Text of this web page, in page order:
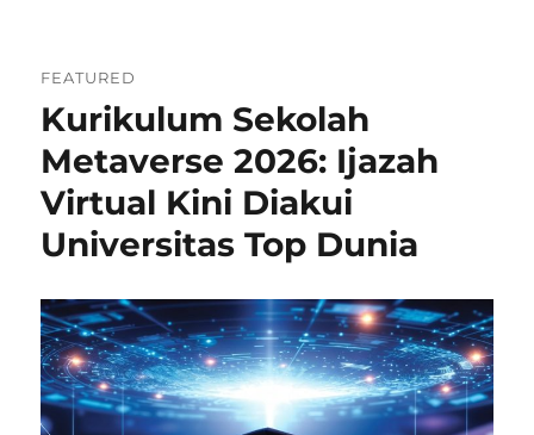
FEATURED
Kurikulum Sekolah
Metaverse 2026: Ijazah
Virtual Kini Diakui
Universitas Top Dunia